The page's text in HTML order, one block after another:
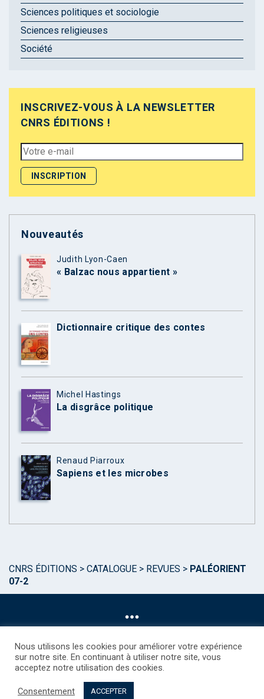
Sciences politiques et sociologie
Sciences religieuses
Société
INSCRIVEZ-VOUS À LA NEWSLETTER
CNRS ÉDITIONS !
Nouveautés
Judith Lyon-Caen
« Balzac nous appartient »
Dictionnaire critique des contes
Michel Hastings
La disgrâce politique
Renaud Piarroux
Sapiens et les microbes
CNRS ÉDITIONS > CATALOGUE > REVUES > PALÉORIENT
07-2
©CNRS EDITIONS 2025
Droits étrangers / Foreign rights
Nous utilisons les cookies pour améliorer votre expérience
sur notre site. En continuant à utiliser notre site, vous
acceptez notre utilisation des cookies.
Consentement ACCEPTER